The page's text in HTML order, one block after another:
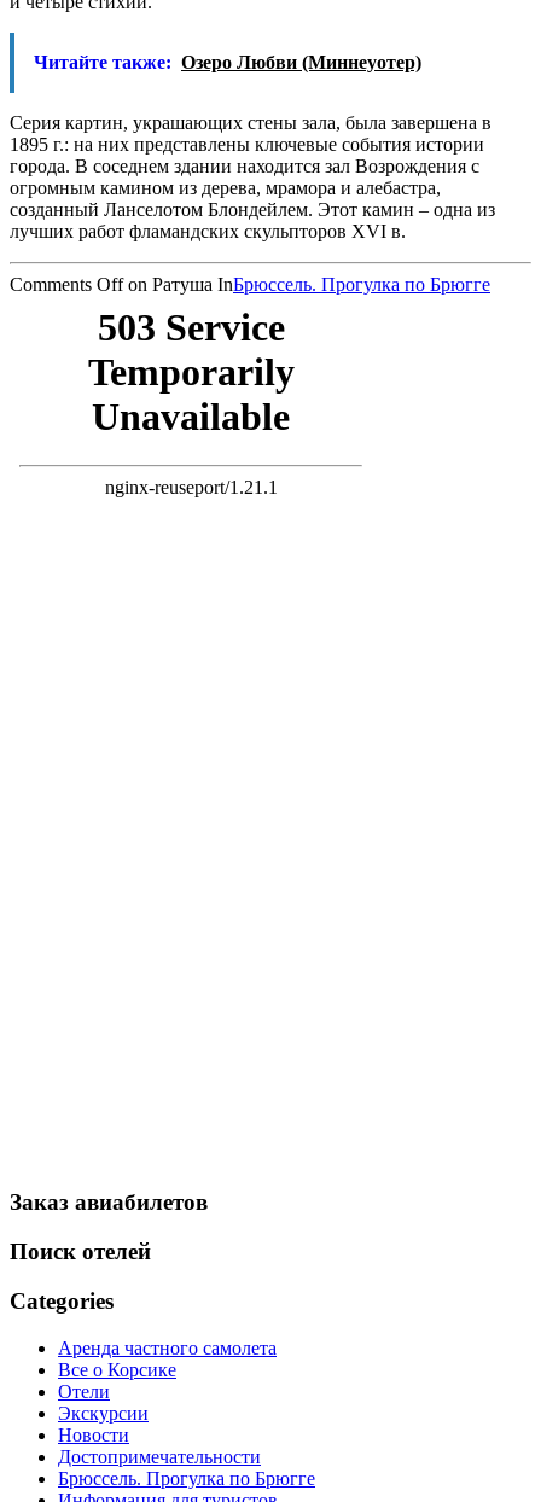
Читайте также: Озеро Любви (Миннеуотер)
Серия картин, украшающих стены зала, была завершена в
1895 г.: на них представлены ключевые события истории
города. В соседнем здании находится зал Возрождения с
огромным камином из дерева, мрамора и алебастра,
созданный Ланселотом Блондейлем. Этот камин – одна из
лучших работ фламандских скульпторов XVI в.
Comments Offon Ратуша InБрюссель. Прогулка по Брюгге
Заказ авиабилетов
Поиск отелей
Categories
Аренда частного самолета
Все о Корсике
Отели
Экскурсии
Новости
Достопримечательности
Брюссель. Прогулка по Брюгге